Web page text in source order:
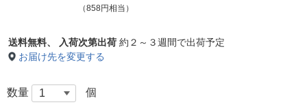
（858円相当）
送料無料、 入荷次第出荷 約２～３週間で出荷予定
お届け先を変更する
数量 個